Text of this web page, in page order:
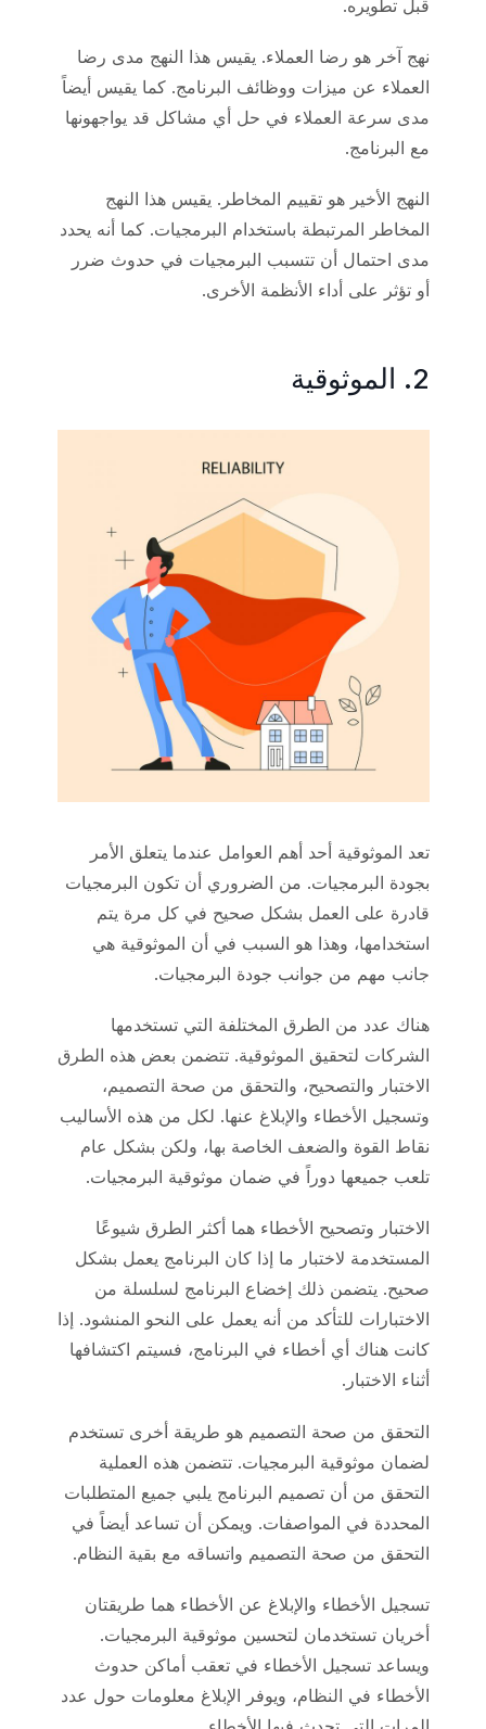
قبل تطويره.
نهج آخر هو رضا العملاء. يقيس هذا النهج مدى رضا
العملاء عن ميزات ووظائف البرنامج. كما يقيس أيضاً
مدى سرعة العملاء في حل أي مشاكل قد يواجهونها
مع البرنامج.
النهج الأخير هو تقييم المخاطر. يقيس هذا النهج
المخاطر المرتبطة باستخدام البرمجيات. كما أنه يحدد
مدى احتمال أن تتسبب البرمجيات في حدوث ضرر
أو تؤثر على أداء الأنظمة الأخرى.
2. الموثوقية
تعد الموثوقية أحد أهم العوامل عندما يتعلق الأمر
بجودة البرمجيات. من الضروري أن تكون البرمجيات
قادرة على العمل بشكل صحيح في كل مرة يتم
استخدامها، وهذا هو السبب في أن الموثوقية هي
جانب مهم من جوانب جودة البرمجيات.
هناك عدد من الطرق المختلفة التي تستخدمها
الشركات لتحقيق الموثوقية. تتضمن بعض هذه الطرق
الاختبار والتصحيح، والتحقق من صحة التصميم،
وتسجيل الأخطاء والإبلاغ عنها. لكل من هذه الأساليب
نقاط القوة والضعف الخاصة بها، ولكن بشكل عام
تلعب جميعها دوراً في ضمان موثوقية البرمجيات.
الاختبار وتصحيح الأخطاء هما أكثر الطرق شيوعًا
المستخدمة لاختبار ما إذا كان البرنامج يعمل بشكل
صحيح. يتضمن ذلك إخضاع البرنامج لسلسلة من
الاختبارات للتأكد من أنه يعمل على النحو المنشود. إذا
كانت هناك أي أخطاء في البرنامج، فسيتم اكتشافها
أثناء الاختبار.
التحقق من صحة التصميم هو طريقة أخرى تستخدم
لضمان موثوقية البرمجيات. تتضمن هذه العملية
التحقق من أن تصميم البرنامج يلبي جميع المتطلبات
المحددة في المواصفات. ويمكن أن تساعد أيضاً في
التحقق من صحة التصميم واتساقه مع بقية النظام.
تسجيل الأخطاء والإبلاغ عن الأخطاء هما طريقتان
أخريان تستخدمان لتحسين موثوقية البرمجيات.
ويساعد تسجيل الأخطاء في تعقب أماكن حدوث
الأخطاء في النظام، ويوفر الإبلاغ معلومات حول عدد